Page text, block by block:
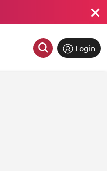
Login